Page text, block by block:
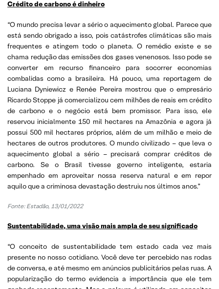
Crédito de carbono é dinheiro
“O mundo precisa levar a sério o aquecimento global. Parece que
está sendo obrigado a isso, pois catástrofes climáticas são mais
frequentes e atingem todo o planeta. O remédio existe e se
chama redução das emissões dos gases venenosos. Isso pode se
converter em recurso financeiro para socorrer economias
combalidas como a brasileira. Há pouco, uma reportagem de
Luciana Dyniewicz e Renée Pereira mostrou que o empresário
Ricardo Stoppe já comercializou cem milhões de reais em crédito
de carbono e o negócio está bem promissor. Para isso, ele
reservou inicialmente 150 mil hectares na Amazônia e agora já
possui 500 mil hectares próprios, além de um milhão e meio de
hectares de outros produtores. O mundo civilizado – que leva o
aquecimento global a sério – precisará comprar créditos de
carbono. Se o Brasil tivesse governo inteligente, estaria
empenhado em aproveitar nossa reserva natural e em repor
aquilo que a criminosa devastação destruiu nos últimos anos.”
Fonte: Estadão, 13/01/2022
Sustentabilidade, uma visão mais ampla de seu significado
“O conceito de sustentabilidade tem estado cada vez mais
presente no nosso cotidiano. Você deve ter percebido nas rodas
de conversa, e até mesmo em anúncios publicitários pelas ruas. A
popularização do termo evidencia a importância que ele tem